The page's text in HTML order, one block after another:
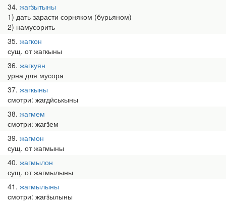
34 жагӟытыны
1) дать зарасти сорняком (бурьяном)
2) намусорить
35 жагкон
сущ. от жагкыны
36 жагкуян
урна для мусора
37 жагкыны
смотри: жагдӥськыны
38 жагмем
смотри: жагӟем
39 жагмон
сущ. от жагмыны
40 жагмылон
сущ. от жагмылыны
41 жагмылыны
смотри: жагӟылыны